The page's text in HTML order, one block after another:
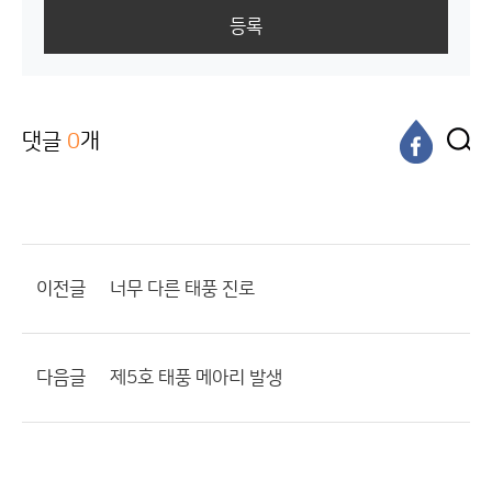
등록
댓글 0개
이전글 너무 다른 태풍 진로
다음글 제5호 태풍 메아리 발생